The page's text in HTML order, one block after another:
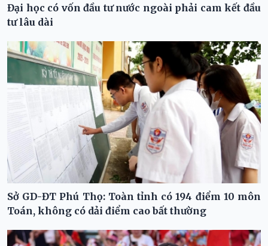
Đại học có vốn đầu tư nước ngoài phải cam kết đầu
tư lâu dài
Sở GD-ĐT Phú Thọ: Toàn tỉnh có 194 điểm 10 môn
Toán, không có dải điểm cao bất thường